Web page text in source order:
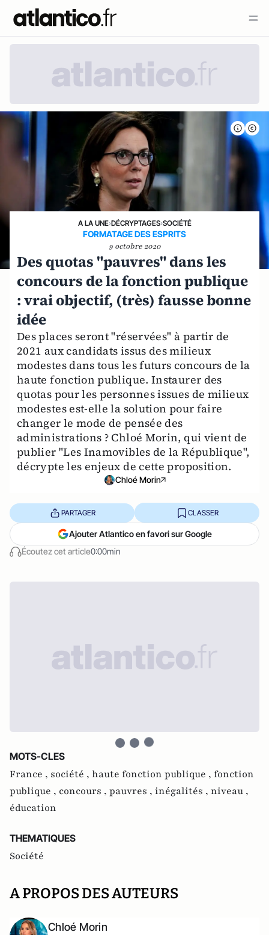
A LA UNE›DÉCRYPTAGES›SOCIÉTÉ
FORMATAGE DES ESPRITS
9 octobre 2020
Des quotas "pauvres" dans les
concours de la fonction publique
: vrai objectif, (très) fausse bonne
idée
Des places seront "réservées" à partir de
2021 aux candidats issus des milieux
modestes dans tous les futurs concours de la
haute fonction publique. Instaurer des
quotas pour les personnes issues de milieux
modestes est-elle la solution pour faire
changer le mode de pensée des
administrations ? Chloé Morin, qui vient de
publier "Les Inamovibles de la République",
décrypte les enjeux de cette proposition.
Chloé Morin
Écoutez cet article0:00min
PARTAGER CLASSER
Ajouter Atlantico en favori sur Google
MOTS-CLES
France , société , haute fonction publique , fonction
publique , concours , pauvres , inégalités , niveau ,
éducation
THEMATIQUES
Société
A PROPOS DES AUTEURS
Chloé Morin